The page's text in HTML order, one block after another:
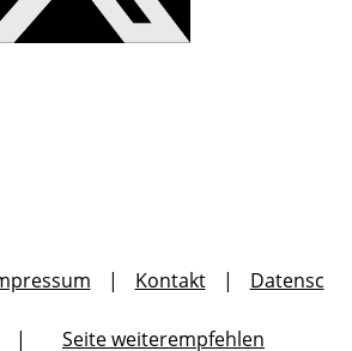
| Kontakt | Datensc
| Seite weiterempfehlen